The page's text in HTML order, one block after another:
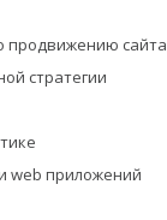
продвижению сайта
стратегии
web приложений